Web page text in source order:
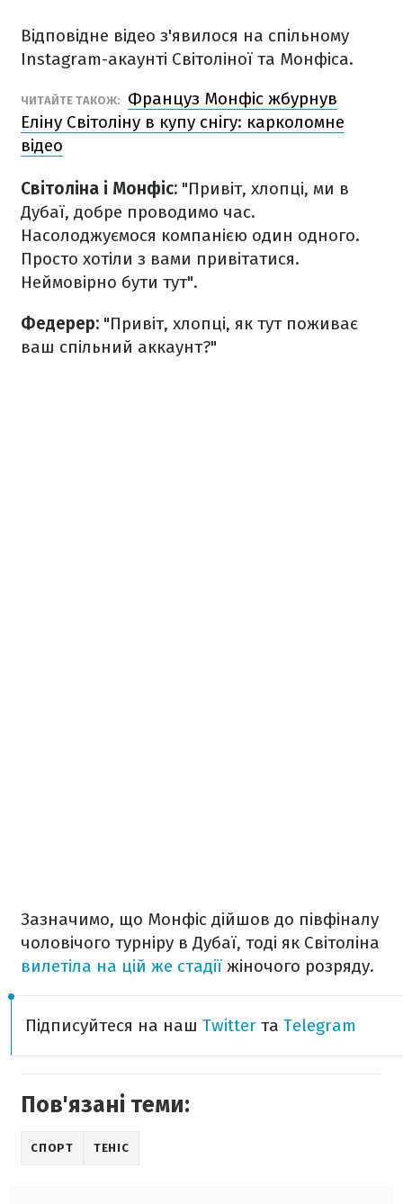
Відповідне відео з'явилося на спільному
Instagram-акаунті Світоліної та Монфіса.
ЧИТАЙТЕ ТАКОЖ:
Француз Монфіс жбурнув
Еліну Світоліну в купу снігу: карколомне
відео
Світоліна і Монфіс: "Привіт, хлопці, ми в
Дубаї, добре проводимо час.
Насолоджуємося компанією один одного.
Просто хотіли з вами привітатися.
Неймовірно бути тут".
Федерер: "Привіт, хлопці, як тут поживає
ваш спільний аккаунт?"
Зазначимо, що Монфіс дійшов до півфіналу
чоловічого турніру в Дубаї, тоді як Світоліна
вилетіла на цій же стадії жіночого розряду.
Підписуйтеся на наш Twitter та Telegram
Пов'язані теми:
СПОРТ ТЕНІС